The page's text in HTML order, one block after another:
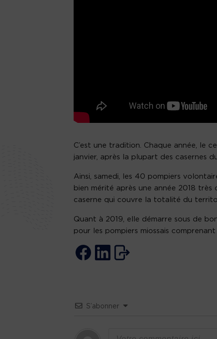
C’est une tradition. Chaque année, le
janvier, après la plupart des casernes
Ainsi, samedi, les 40 pompiers
bien mérité après une année 2018
caserne qui couvre la totalité du
Quant à 2019, elle démarre sous de
pour les pompiers miossais
S’abonner